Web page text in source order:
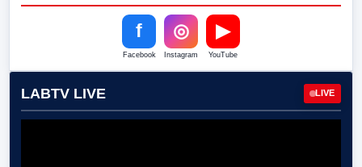
f
Facebook
◎
Instagram
▶
YouTube
LABTV LIVE LIVE